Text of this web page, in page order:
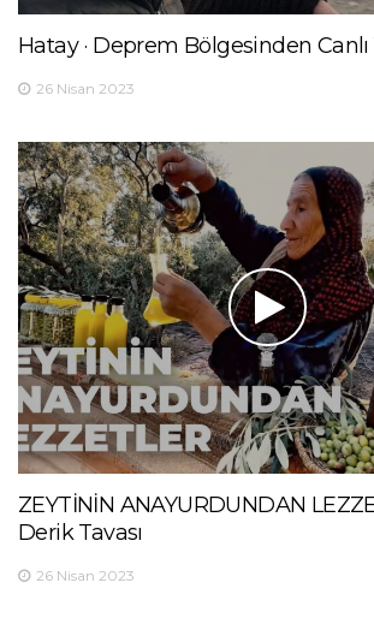
Hatay · Deprem Bölgesinden Canlı
26 Nisan 2023
ZEYTİNİN ANAYURDUNDAN
Derik Tavası
26 Nisan 2023